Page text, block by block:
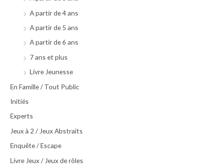
A partir de 4 ans
A partir de 5 ans
A partir de 6 ans
7 ans et plus
Livre Jeunesse
En Famille / Tout Public
Initiés
Experts
Jeux à 2 / Jeux Abstraits
Enquête / Escape
Livre Jeux / Jeux de rôles